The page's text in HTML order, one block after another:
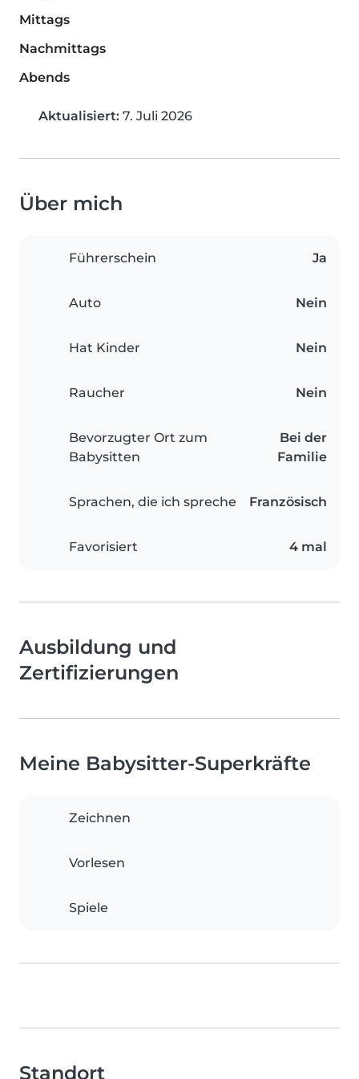
Mittags
Nachmittags
Abends
Aktualisiert: 7. Juli 2026
Über mich
Führerschein Ja
Auto Nein
Hat Kinder Nein
Raucher Nein
Bevorzugter Ort zum
Babysitten
Bei der
Familie
Sprachen, die ich spreche Französisch
Favorisiert 4 mal
Ausbildung und
Zertifizierungen
Meine Babysitter-Superkräfte
Zeichnen
Vorlesen
Spiele
Standort